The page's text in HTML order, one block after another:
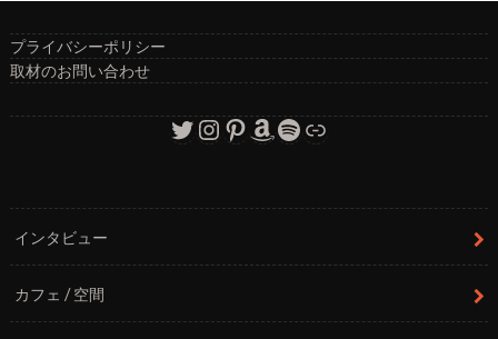
プライバシーポリシー
取材のお問い合わせ
Twitter
Instagram
Pinterest
Amazon
Spotify
リンク
インタビュー
カフェ / 空間